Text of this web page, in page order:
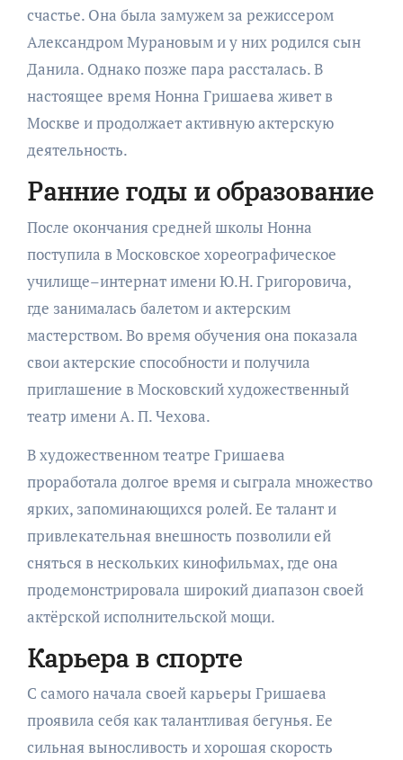
счастье. Она была замужем за режиссером
Александром Мурановым и у них родился сын
Данила. Однако позже пара рассталась. В
настоящее время Нонна Гришаева живет в
Москве и продолжает активную актерскую
деятельность.
Ранние годы и образование
После окончания средней школы Нонна
поступила в Московское хореографическое
училище–интернат имени Ю.Н. Григоровича,
где занималась балетом и актерским
мастерством. Во время обучения она показала
свои актерские способности и получила
приглашение в Московский художественный
театр имени А. П. Чехова.
В художественном театре Гришаева
проработала долгое время и сыграла множество
ярких, запоминающихся ролей. Ее талант и
привлекательная внешность позволили ей
сняться в нескольких кинофильмах, где она
продемонстрировала широкий диапазон своей
актёрской исполнительской мощи.
Карьера в спорте
С самого начала своей карьеры Гришаева
проявила себя как талантливая бегунья. Ее
сильная выносливость и хорошая скорость